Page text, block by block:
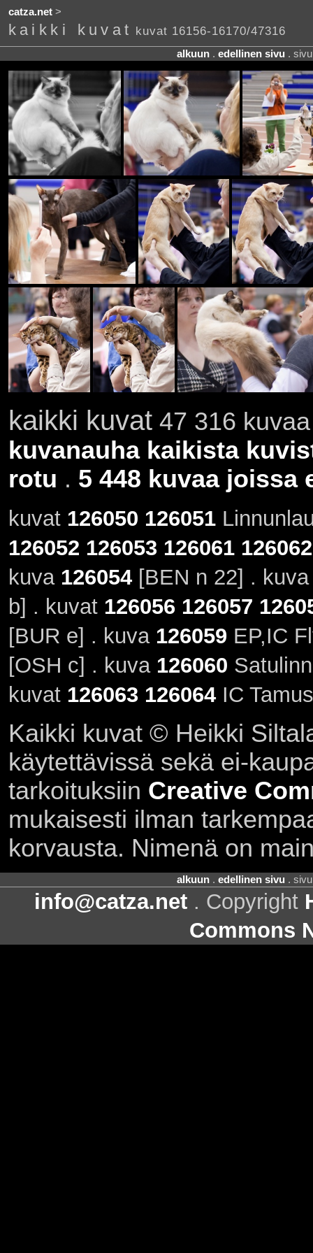
catza.net>
kaikki kuvat kuvat 16156-16170/47316
alkuun . edellinen sivu .
kaikki kuvat47 316
kuvanauha kaikista
rotu . 5 448 kuvaa joissa
kuvat 126050 126051
126052 126053 126061 126062
kuva 126054[BEN n 22] .
b] . kuvat 126056 126057
[BUR e] . kuva 126059 EP,IC
[OSH c] . kuva 126060
kuvat 126063 126064IC
Kaikki kuvat © Heikki
käytettävissä sekä ei-
tarkoituksiin Creative
mukaisesti ilman
korvausta. Nimenä on
alkuun . edellinen sivu .
info@catza.net . Copyright
Commons